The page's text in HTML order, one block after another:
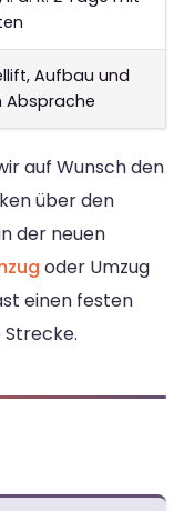
Aufbau und
auf Wunsch den
über den
der neuen
oder Umzug
einen festen